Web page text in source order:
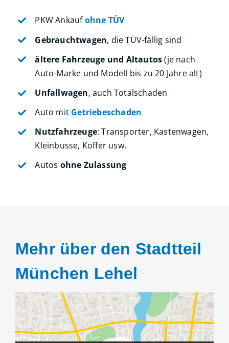
PKW Ankaufohne TÜV
Gebrauchtwagen, die TÜV-fällig sind
ältere Fahrzeuge und Altautos(je nach
Auto-Marke und Modell bis zu 20 Jahre alt)
Unfallwagen, auch Totalschaden
Auto mit Getriebeschaden
Nutzfahrzeuge: Transporter, Kastenwagen,
Kleinbusse, Koffer usw.
Autos ohne Zulassung
Mehr über den Stadtteil
München Lehel